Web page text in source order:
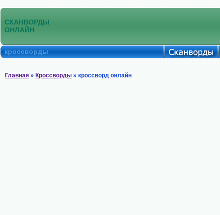
СКАНВОРДЫ
ОНЛАЙН
кроссворды
Главная » Кроссворды » кроссворд онлайн